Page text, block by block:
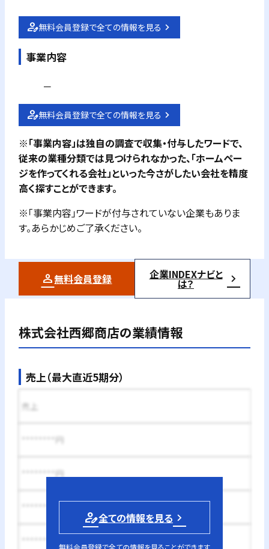
無料会員登録で全ての情報を見る
事業内容
－
無料会員登録で全ての情報を見る
※「事業内容」は独自の調査で収集・付与したワードで、
従来の業種分類では見つけられなかった、「ホームペー
ジを作ってくれる会社」といった今さがしたい会社を精度
高く探すことができます。
※「事業内容」ワードが付与されていない企業もありま
す。あらかじめご了承ください。
無料会員登録 企業INDEXナビと
は？
株式会社西郷商店の業績情報
売上（最大直近5期分）
売上
********円
********円
********円
person_edit全ての情報を見る